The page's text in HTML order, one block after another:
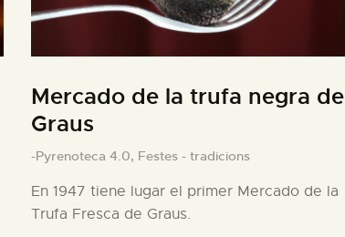
Mercado de la trufa negra de
Graus
-Pyrenoteca 4.0, Festes - tradicions
En 1947 tiene lugar el primer Mercado de la
Trufa Fresca de Graus.